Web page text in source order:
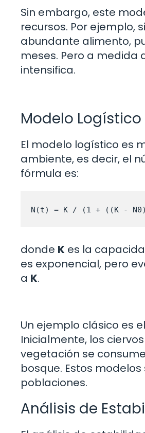
Sin embargo, este
recursos. Por ejemplo,
abundante alimento,
meses. Pero a medida
intensifica.
Modelo Logístico
El modelo logístico es
ambiente, es decir, el
fórmula es:
N(t) = K / (1 + ((K -
donde K es la
es exponencial, pero
a K.
Un ejemplo clásico es
Inicialmente, los
vegetación se
bosque. Estos
poblaciones.
Análisis de